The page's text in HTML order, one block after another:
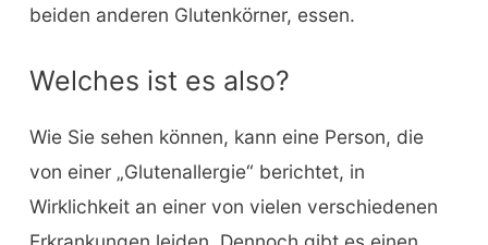
beiden anderen Glutenkörner, essen.
Welches ist es also?
Wie Sie sehen können, kann eine Person, die
von einer „Glutenallergie“ berichtet, in
Wirklichkeit an einer von vielen verschiedenen